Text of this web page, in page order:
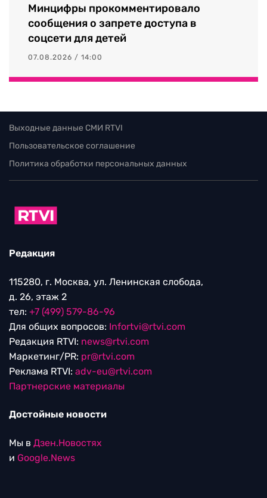
Минцифры прокомментировало
сообщения о запрете доступа в
соцсети для детей
07.08.2026 / 14:00
Выходные данные СМИ RTVI
Пользовательское соглашение
Политика обработки персональных данных
Редакция
115280, г. Москва, ул. Ленинская слобода,
д. 26, этаж 2
тел: +7 (499) 579-86-96
Для общих вопросов: Infortvi@rtvi.com
Редакция RTVI: news@rtvi.com
Маркетинг/PR: pr@rtvi.com
Реклама RTVI: adv-eu@rtvi.com
Партнерские материалы
Достойные новости
Мы в Дзен.Новостях
и Google.News